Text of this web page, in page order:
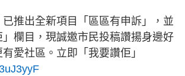
已推出全新項目「區區有申訴」，並
欄目，現誠邀市民投稿讚揚身邊好
愛社區。立即「我要讚佢」